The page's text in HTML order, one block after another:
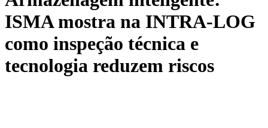
ISMA mostra na INTRA-LOG
como inspeção técnica e
tecnologia reduzem riscos